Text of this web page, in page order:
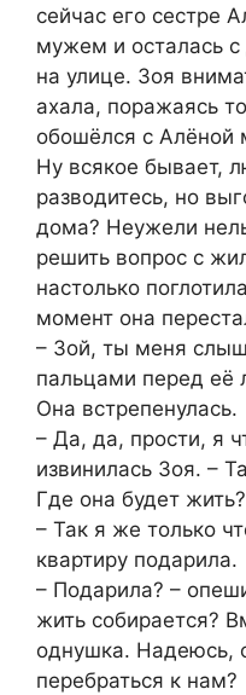
сейчас его сестре
мужем и осталась
на улице. Зоя
ахала, поражаясь
обошёлся с Алёной
Ну всякое бывает,
разводитесь, но
дома? Неужели
решить вопрос с
настолько
момент она
– Зой, ты меня
пальцами перед её
Она встрепенулась.
– Да, да, прости, я
извинилась Зоя. –
Где она будет жить?
– Так я же только
квартиру подарила.
– Подарила? –
жить собирается?
однушка. Надеюсь,
перебраться к нам?